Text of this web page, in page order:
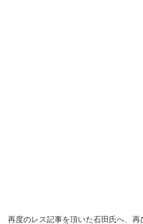
再度のレス記事を頂いた石田氏へ、再